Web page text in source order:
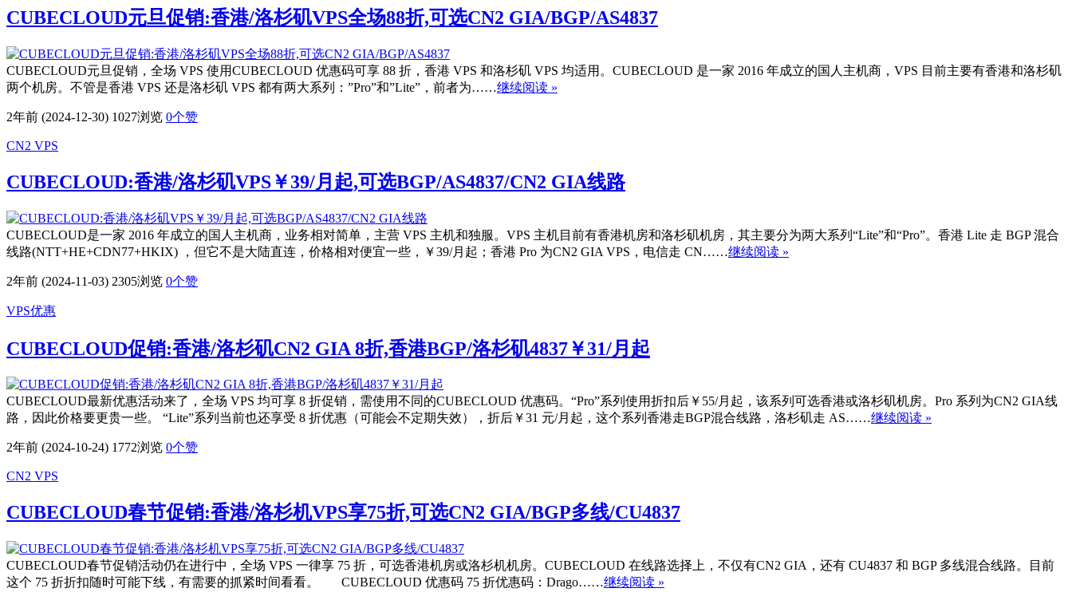
CUBECLOUD元旦促销:香港/洛杉矶VPS全场88折,可选CN2 GIA/BGP/AS4837
CUBECLOUD元旦促销，全场 VPS 使用CUBECLOUD 优惠码可享 88 折，香港 VPS 和洛杉矶 VPS 均适用。CUBECLOUD 是一家 2016 年成立的国人主机商，VPS 目前主要有香港和洛杉矶
两个机房。不管是香港 VPS 还是洛杉矶 VPS 都有两大系列：”Pro”和”Lite”，前者为……继续阅读 »
2年前 (2024-12-30) 1027浏览 0个赞
CN2 VPS
CUBECLOUD:香港/洛杉矶VPS￥39/月起,可选BGP/AS4837/CN2 GIA线路
CUBECLOUD是一家 2016 年成立的国人主机商，业务相对简单，主营 VPS 主机和独服。VPS 主机目前有香港机房和洛杉矶机房，其主要分为两大系列“Lite”和“Pro”。香港 Lite 走 BGP 混合
线路(NTT+HE+CDN77+HKIX) ，但它不是大陆直连，价格相对便宜一些，￥39/月起；香港 Pro 为CN2 GIA VPS，电信走 CN……继续阅读 »
2年前 (2024-11-03) 2305浏览 0个赞
VPS优惠
CUBECLOUD促销:香港/洛杉矶CN2 GIA 8折,香港BGP/洛杉矶4837￥31/月起
CUBECLOUD最新优惠活动来了，全场 VPS 均可享 8 折促销，需使用不同的CUBECLOUD 优惠码。“Pro”系列使用折扣后￥55/月起，该系列可选香港或洛杉矶机房。Pro 系列为CN2 GIA线
路，因此价格要更贵一些。 “Lite”系列当前也还享受 8 折优惠（可能会不定期失效），折后￥31 元/月起，这个系列香港走BGP混合线路，洛杉矶走 AS……继续阅读 »
2年前 (2024-10-24) 1772浏览 0个赞
CN2 VPS
CUBECLOUD春节促销:香港/洛杉机VPS享75折,可选CN2 GIA/BGP多线/CU4837
CUBECLOUD春节促销活动仍在进行中，全场 VPS 一律享 75 折，可选香港机房或洛杉机机房。CUBECLOUD 在线路选择上，不仅有CN2 GIA，还有 CU4837 和 BGP 多线混合线路。目前
这个 75 折折扣随时可能下线，有需要的抓紧时间看看。 CUBECLOUD 优惠码 75 折优惠码：Drago……继续阅读 »